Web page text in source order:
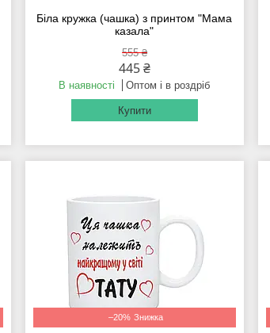
Біла кружка (чашка) з принтом "Мама
казала"
555 ₴
445 ₴
В наявності Оптом і в роздріб
Купити
–20%